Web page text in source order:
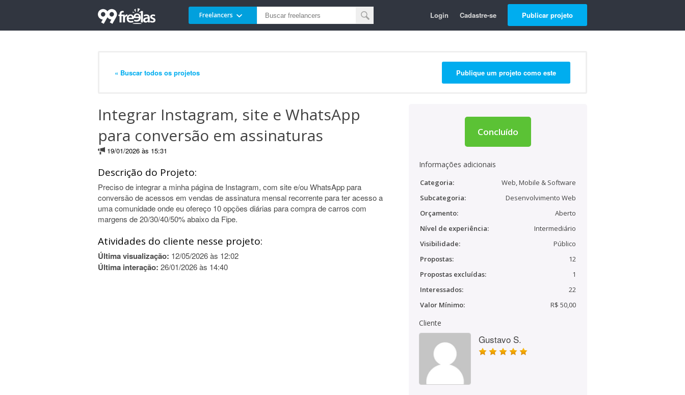
Freelancers Login Cadastre-se Publicar projeto
« Buscar todos os projetos Publique um projeto como este
Integrar Instagram, site e WhatsApp
para conversão em assinaturas
19/01/2026 às 15:31
Descrição do Projeto:
Preciso de integrar a minha página de Instagram, com site e/ou WhatsApp para
conversão de acessos em vendas de assinatura mensal recorrente para ter acesso a
uma comunidade onde eu ofereço 10 opções diárias para compra de carros com
margens de 20/30/40/50% abaixo da Fipe.
Atividades do cliente nesse projeto:
Última visualização: 12/05/2026 às 12:02
Última interação: 26/01/2026 às 14:40
Concluído
Informações adicionais
Categoria:
Web, Mobile & Software
Subcategoria:
Desenvolvimento Web
Orçamento:
Aberto
Nível de experiência:
Intermediário
Visibilidade:
Público
Propostas:
12
Propostas excluídas:
1
Interessados:
22
Valor Mínimo:
R$ 50,00
Cliente
Gustavo S.